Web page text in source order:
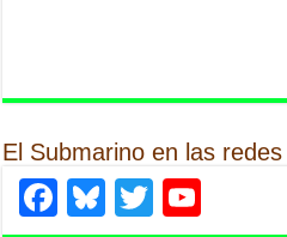
El Submarino en las redes
Facebook
Bluesky
Twitter